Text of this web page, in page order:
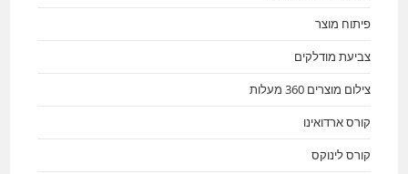
פיתוח מוצר
צביעת מודלקים
צילום מוצרים 360 מעלות
קורס ארדואינו
קורס לינוקס